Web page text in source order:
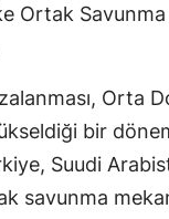
Ortak Savunma
Orta
bir
Suudi
savunma